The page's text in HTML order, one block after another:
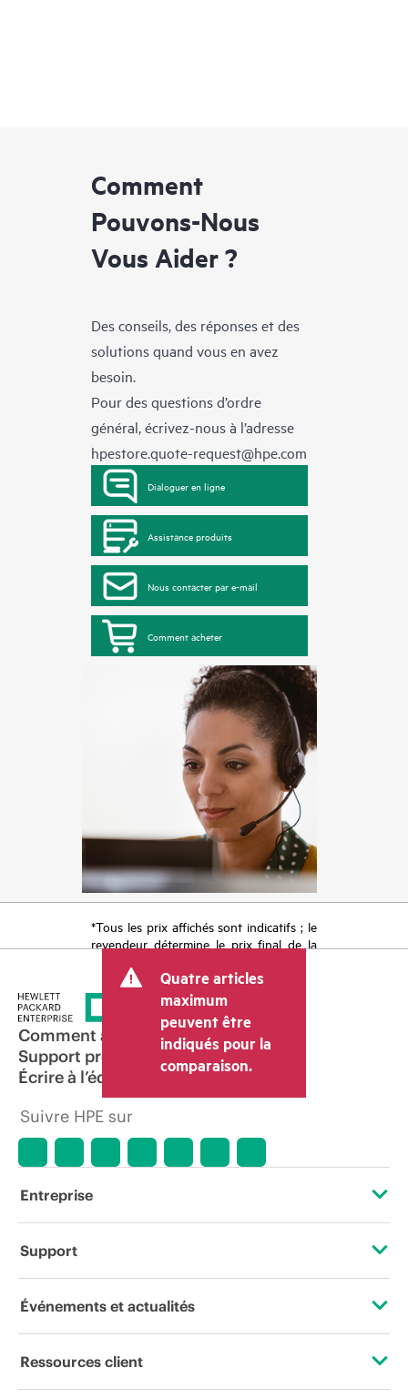
Comment
Pouvons-Nous
Vous Aider ?
Des conseils, des réponses et des
solutions quand vous en avez
besoin.
Pour des questions d’ordre
général, écrivez-nous à l’adresse
hpestore.quote-request@hpe.com
Dialoguer en ligne
Assistance produits
Nous contacter par e-mail
Comment acheter
*Tous les prix affichés sont indicatifs ; le
revendeur détermine le prix final de la
tels que la TVA ou les taxes sur la vente
et les frais d’expédition. Le prix de la
transaction déterminé par le revendeur
peut varier par rapport à d’autres
revendeurs et au prix indicatif affiché.
Les prix indicatifs peuvent inclure des
offres promotionnelles limitées dans le
temps. HPE se réserve le droit d’ajuster
les prix à tout moment pour diverses
raisons, notamment, mais sans s’y limiter,
l’arrêt d’un produit, la disponibilité
période de promotion et des erreurs
dans les publicités.
Quatre articles
maximum
peuvent être
indiqués pour la
comparaison.
Comment acheter
Support produit
Écrire à l’équipe commerciale
Suivre HPE sur
Entreprise
À propos de HPE
Responsabilité d’entreprise
Support
Services d’assistance opérationnelle (OSS)
Événements et actualités
Événements
Ressources client